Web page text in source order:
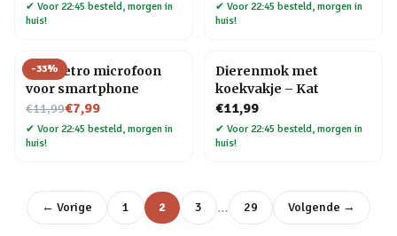
✔ Voor 22:45 besteld, morgen in
huis!
✔ Voor 22:45 besteld, morgen in
huis!
-33%
Mini retro microfoon
voor smartphone
€11,99
Nu voor€7,99
✔ Voor 22:45 besteld, morgen in
huis!
Dierenmok met
koekvakje – Kat
€11,99
✔ Voor 22:45 besteld, morgen in
huis!
← Vorige 1 2 3 … 29 Volgende →